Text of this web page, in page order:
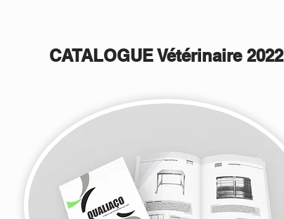
CATALOGUE Vétérinaire 2022